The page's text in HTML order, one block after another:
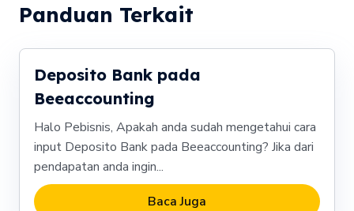
Panduan Terkait
Deposito Bank pada
Beeaccounting
Halo Pebisnis, Apakah anda sudah mengetahui cara
input Deposito Bank pada Beeaccounting? Jika dari
pendapatan anda ingin...
Baca Juga